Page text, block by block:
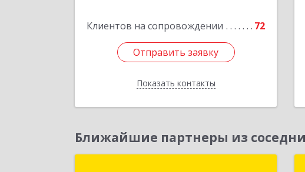
Клиентов на сопровождении 72
Отправить заявку
Показать контакты
Подробнее
Ближайшие партнеры из